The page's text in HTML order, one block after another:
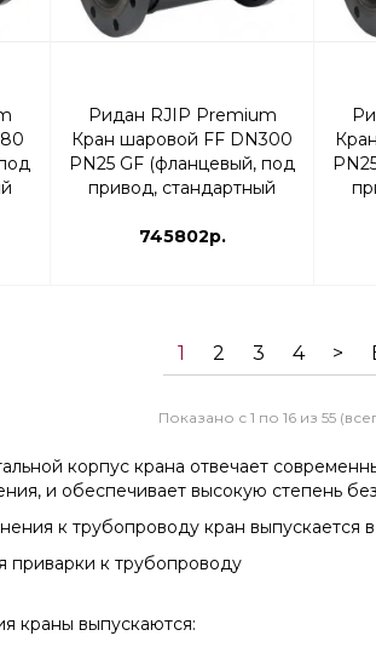
Ридан RJIP Premium
Кран шаровой FF DN300
PN25 GF (фланцевый, под
привод, стандартный
745802р.
1 2 3 4 >
Показано с 1 по 16 из 55
корпус крана отвечает
и обеспечивает высокую степень
к трубопроводу кран выпускается
приварки к трубопроводу
краны выпускаются: